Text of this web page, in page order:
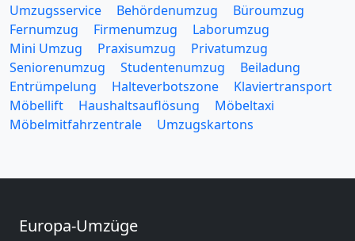
Umzugsservice Behördenumzug
Büroumzug
Fernumzug
Firmenumzug
Laborumzug
Mini Umzug
Praxisumzug
Privatumzug
Seniorenumzug
Studentenumzug
Beiladung
Entrümpelung
Halteverbotszone
Klaviertransport
Möbellift
Haushaltsauflösung
Möbeltaxi
Möbelmitfahrzentrale
Umzugskartons
Europa-Umzüge